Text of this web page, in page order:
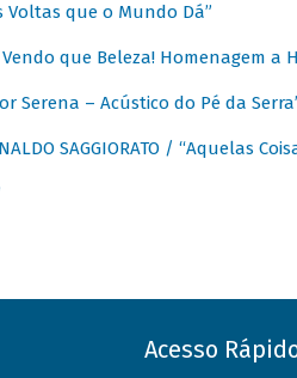
Voltas que o Mundo Dá”
Vendo que Beleza! Homenagem a
Serena – Acústico do Pé da
SAGGIORATO / “Aquelas
Acesso